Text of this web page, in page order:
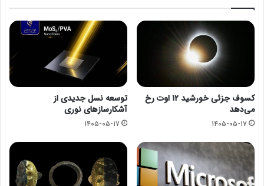
کسوف جزئی خورشید ۱۲ اوت رخ
می‌دهد
۱۴۰۵-۰۵-۱۷
توسعه نسل جدیدی از
آشکارسازهای نوری
۱۴۰۵-۰۵-۱۷